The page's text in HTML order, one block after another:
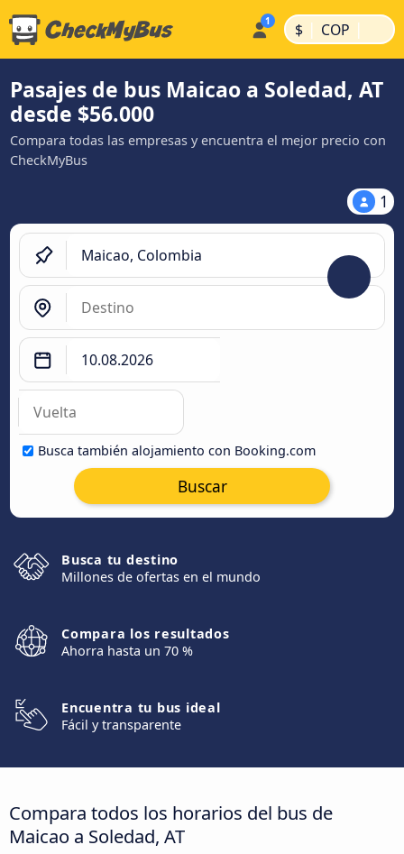
$ | COP |
Pasajes de bus Maicao a Soledad, AT
desde $56.000
Compara todas las empresas y encuentra el mejor precio con
CheckMyBus
1
Busca también alojamiento con Booking.com
Buscar
Busca tu destino
Millones de ofertas en el mundo
Compara los resultados
Ahorra hasta un 70 %
Encuentra tu bus ideal
Fácil y transparente
Compara todos los horarios del bus de
Maicao a Soledad, AT